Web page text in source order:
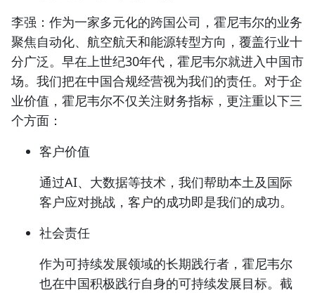
李强： 作为一家多元化的跨国公司，霍尼韦尔的业务
聚焦自动化、航空航天和能源转型方向，覆盖行业十
分广泛。早在上世纪30年代，霍尼韦尔就进入中国市
场。我们把在中国合规经营视为我们的责任。对于企
业价值，霍尼韦尔不仅关注财务指标，更注重以下三
个方面：
客户价值
通过AI、大数据等技术，我们帮助本土及国际
客户应对挑战 ，客户的成功即是我们的成功。
社会责任
作为可持续发展领域的长期践行者，霍尼韦尔
也在中国积极践行自身的可持续发展目标。截